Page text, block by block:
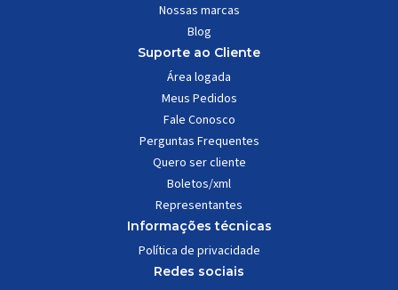
Nossas marcas
Blog
Suporte ao Cliente
Área logada
Meus Pedidos
Fale Conosco
Perguntas Frequentes
Quero ser cliente
Boletos/xml
Representantes
Informações técnicas
Política de privacidade
Redes sociais